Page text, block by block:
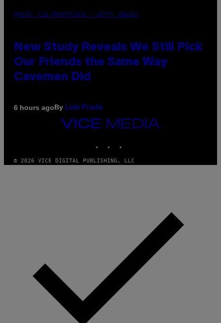
PHOTO: CSA-PRINTSTOCK / GETTY IMAGES
New Study Reveals We Still Pick
Our Friends the Same Way
Cavemen Did
6 hours agoBy Luis Prada
VICE
© 2026 VICE DIGITAL PUBLISHING, LLC